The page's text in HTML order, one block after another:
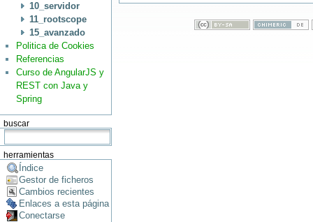
10_servidor
11_rootscope
15_avanzado
Politica de Cookies
Referencias
Curso de AngularJS y
REST con Java y
Spring
buscar
herramientas
Índice
Gestor de ficheros
Cambios recientes
Enlaces a esta página
Conectarse